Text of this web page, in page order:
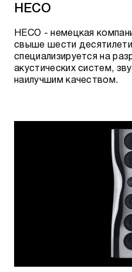
HECO
HECO - немецкая
свыше шести
специализируется на
акустических систем,
наилучшим качеством.